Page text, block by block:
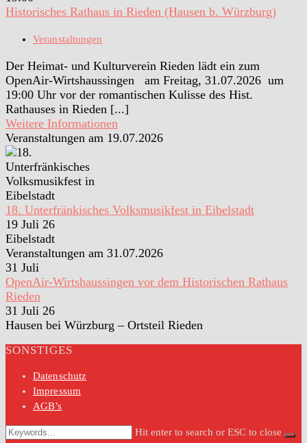
Historisches Rathaus in Rieden (Hausen b. Würzburg)
Veranstaltungen
Der Heimat- und Kulturverein Rieden lädt ein zum
OpenAir-Wirtshaussingen am Freitag, 31.07.2026 um
19:00 Uhr vor der romantischen Kulisse des Hist.
Rathauses in Rieden [...]
Weitere Informationen
Veranstaltungen am 19.07.2026
18. Unterfränkisches Volksmusikfest in Eibelstadt
19 Juli 26
Eibelstadt
Veranstaltungen am 31.07.2026
31 Juli
OpenAir-Wirtshaussingen vor dem Historischen Rathaus
Rieden
31 Juli 26
Hausen bei Würzburg – Ortsteil Rieden
SONSTIGES
Datenschutz
Impressum
AGB’s
Hit enter to search or ESC to close